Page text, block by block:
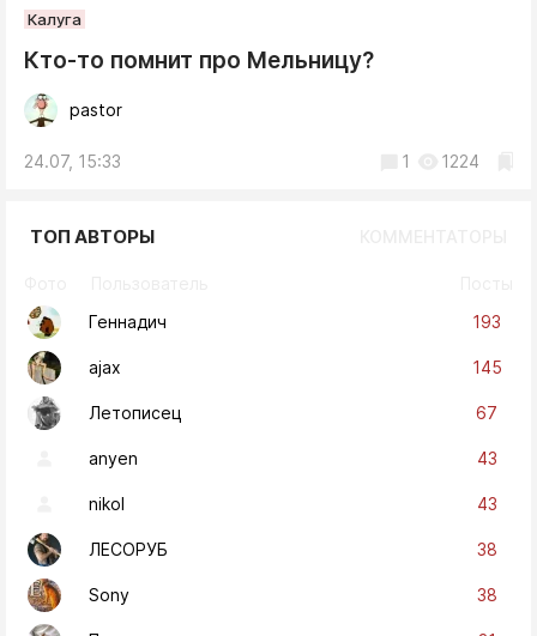
Калуга
Кто-то помнит про Мельницу?
pastor
24.07, 15:33 1 1224
ТОП АВТОРЫ
Геннадич
193
ajax 145
Летописец 67
anyen 43
nikol 43
ЛЕСОРУБ 38
Sony 38